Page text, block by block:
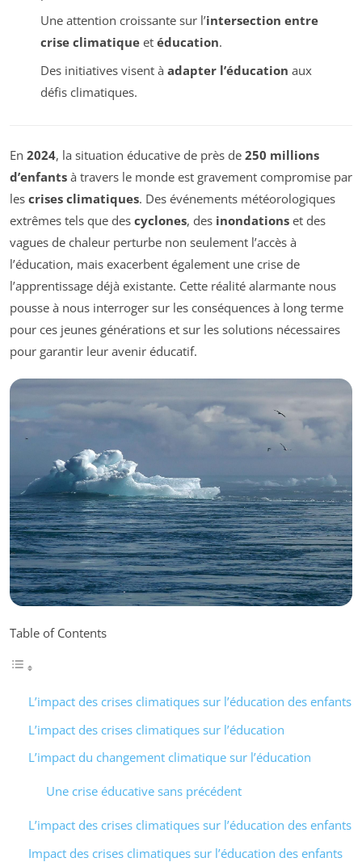
Une attention croissante sur l’intersection entre
crise climatiqueet éducation.
Des initiatives visent à adapter l’éducation aux
défis climatiques.
En 2024, la situation éducative de près de 250 millions
d’enfants à travers le monde est gravement compromise par
les crises climatiques. Des événements météorologiques
extrêmes tels que des cyclones, des inondations et des
vagues de chaleur perturbe non seulement l’accès à
l’éducation, mais exacerbent également une crise de
l’apprentissage déjà existante. Cette réalité alarmante nous
pousse à nous interroger sur les conséquences à long terme
pour ces jeunes générations et sur les solutions nécessaires
pour garantir leur avenir éducatif.
Table of Contents
L’impact des crises climatiques sur l’éducation des enfants
L’impact des crises climatiques sur l’éducation
L’impact du changement climatique sur l’éducation
Une crise éducative sans précédent
L’impact des crises climatiques sur l’éducation des enfants
Impact des crises climatiques sur l’éducation des enfants